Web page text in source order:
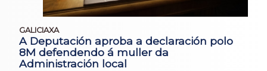
GALICIAXA
A Deputación aproba a declaración polo
8M defendendo á muller da
Administración local